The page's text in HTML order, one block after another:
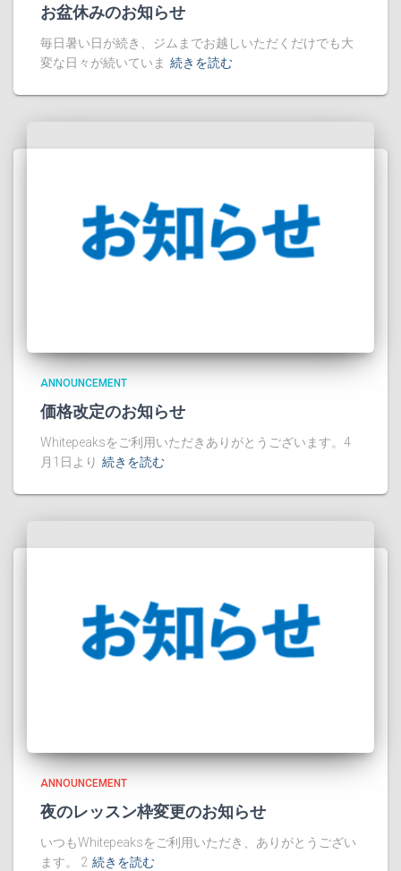
お盆休みのお知らせ
毎日暑い日が続き、ジムまでお越しいただくだけでも大
変な日々が続いていま 続きを読む
ANNOUNCEMENT
価格改定のお知らせ
Whitepeaksをご利用いただきありがとうございます。4
月1日より 続きを読む
ANNOUNCEMENT
夜のレッスン枠変更のお知らせ
いつもWhitepeaksをご利用いただき、ありがとうござい
ます。 2 続きを読む